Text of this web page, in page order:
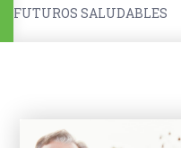
FUTUROS SALUDABLES
Niñas, niños y cuidadores